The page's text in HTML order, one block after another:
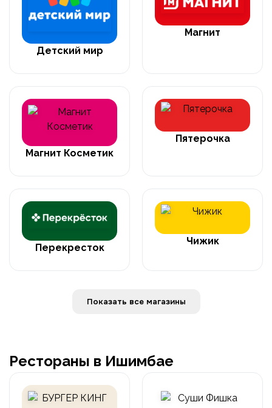
Детский мир
Магнит
Магнит Косметик
Пятерочка
Перекресток
Чижик
Показать все магазины
Рестораны в Ишимбае